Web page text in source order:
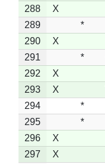
288
X
289
*
290
X
291
*
292
X
293
X
294
*
295
*
296
X
297
X